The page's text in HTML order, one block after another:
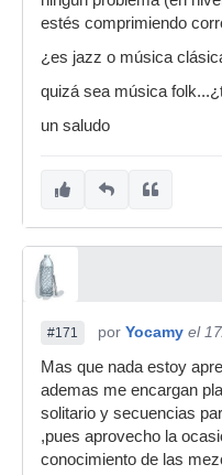
estés comprimiendo
¿es jazz o música
quizá sea música
un saludo
#171 por Yocamy el
Mas que nada estoy
ademas me encargan
solitario y secuencias
,pues aprovecho la
conocimiento de las